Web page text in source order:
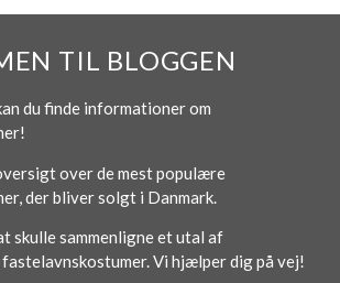
TIL BLOGGEN
du finde informationer om
over de mest populære
der bliver solgt i Danmark.
skulle sammenligne et utal af
fastelavnskostumer. Vi hjælper dig på vej!